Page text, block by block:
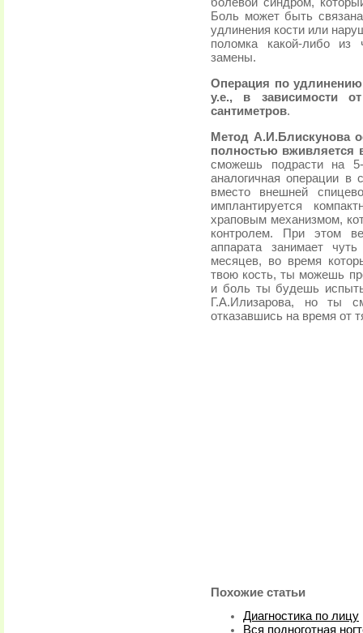
Боль может быть
удлинения кости или
поломка какой-либо из
замены.
Операция по удлинению
у.е., в зависимости
сантиметров.
Метод А.И.Блискунова
полностью вживляется
сможешь подрасти на
аналогичная операции в
вместо внешней
имплантируется
храповым механизмом,
контролем. При этом
аппарата занимает
месяцев, во время
твою кость, ты можешь
и боль ты будешь
Г.А.Илизарова, но ты
отказавшись на время от
Похожие статьи
Диагностика по лицу
Вся подноготная